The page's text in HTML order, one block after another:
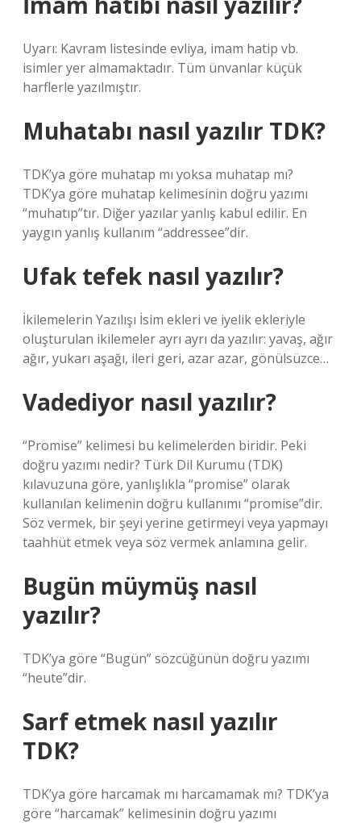
Uyarı: Kavram listesinde evliya, imam hatip vb.
isimler yer almamaktadır. Tüm ünvanlar küçük
harflerle yazılmıştır.
Muhatabı nasıl yazılır TDK?
TDK’ya göre muhatap mı yoksa muhatap mı?
TDK’ya göre muhatap kelimesinin doğru yazımı
“muhatıp”tır. Diğer yazılar yanlış kabul edilir. En
yaygın yanlış kullanım “addressee”dir.
Ufak tefek nasıl yazılır?
İkilemelerin Yazılışı İsim ekleri ve iyelik ekleriyle
oluşturulan ikilemeler ayrı ayrı da yazılır: yavaş, ağır
ağır, yukarı aşağı, ileri geri, azar azar, gönülsüzce…
Vadediyor nasıl yazılır?
“Promise” kelimesi bu kelimelerden biridir. Peki
doğru yazımı nedir? Türk Dil Kurumu (TDK)
kılavuzuna göre, yanlışlıkla “promise” olarak
kullanılan kelimenin doğru kullanımı “promise”dir.
Söz vermek, bir şeyi yerine getirmeyi veya yapmayı
taahhüt etmek veya söz vermek anlamına gelir.
Bugün müymüş nasıl
yazılır?
TDK’ya göre “Bugün” sözcüğünün doğru yazımı
“heute”dir.
Sarf etmek nasıl yazılır
TDK?
TDK’ya göre harcamak mı harcamamak mı? TDK’ya
göre “harcamak” kelimesinin doğru yazımı